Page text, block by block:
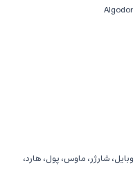
شارژر، ماوس، پول، هارد،